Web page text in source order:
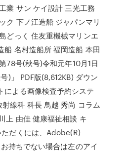
業 サン ケイ設計 三光工務
ク 下ノ江造船 ジャパンマリ
どっく 住友重機械マリンエ
船 名村造船所 福岡造船 本田
78号(秋号)令和元年10月1日
)」 PDF版(8,612KB) ダウン
による画像検査予約システ
線科 科長 鳥越 秀尚 コラム
上 由佳 健康福祉相談 キ
だくには、Adobe(R)
持ちでない場合は左のアイ